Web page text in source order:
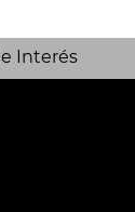
Interés